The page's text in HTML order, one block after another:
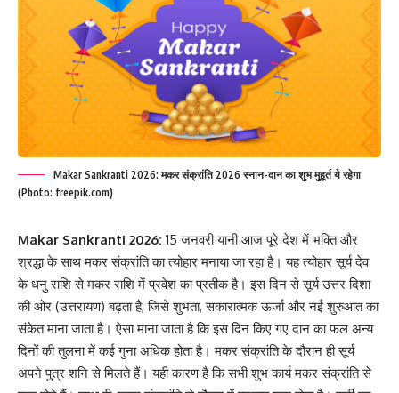
Makar Sankranti 2026: मकर संक्रांति 2026 स्नान-दान का शुभ मुहूर्त ये रहेगा
(Photo: freepik.com)
Makar Sankranti 2026: 15 जनवरी यानी आज पूरे देश में भक्ति और
श्रद्धा के साथ मकर संक्रांति का त्योहार मनाया जा रहा है। यह त्योहार सूर्य देव
के धनु राशि से मकर राशि में प्रवेश का प्रतीक है। इस दिन से सूर्य उत्तर दिशा
की ओर (उत्तरायण) बढ़ता है, जिसे शुभता, सकारात्मक ऊर्जा और नई शुरुआत का
संकेत माना जाता है। ऐसा माना जाता है कि इस दिन किए गए दान का फल अन्य
दिनों की तुलना में कई गुना अधिक होता है। मकर संक्रांति के दौरान ही सूर्य
अपने पुत्र शनि से मिलते हैं। यही कारण है कि सभी शुभ कार्य मकर संक्रांति से